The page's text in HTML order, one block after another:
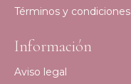
Términos y condiciones
Información
Aviso legal